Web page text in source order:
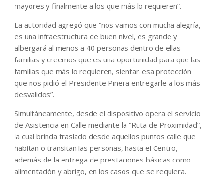
mayores y finalmente a los que más lo requieren”.
La autoridad agregó que “nos vamos con mucha alegría,
es una infraestructura de buen nivel, es grande y
albergará al menos a 40 personas dentro de ellas
familias y creemos que es una oportunidad para que las
familias que más lo requieren, sientan esa protección
que nos pidió el Presidente Piñera entregarle a los más
desvalidos”.
Simultáneamente, desde el dispositivo opera el servicio
de Asistencia en Calle mediante la “Ruta de Proximidad”,
la cual brinda traslado desde aquellos puntos calle que
habitan o transitan las personas, hasta el Centro,
además de la entrega de prestaciones básicas como
alimentación y abrigo, en los casos que se requiera.